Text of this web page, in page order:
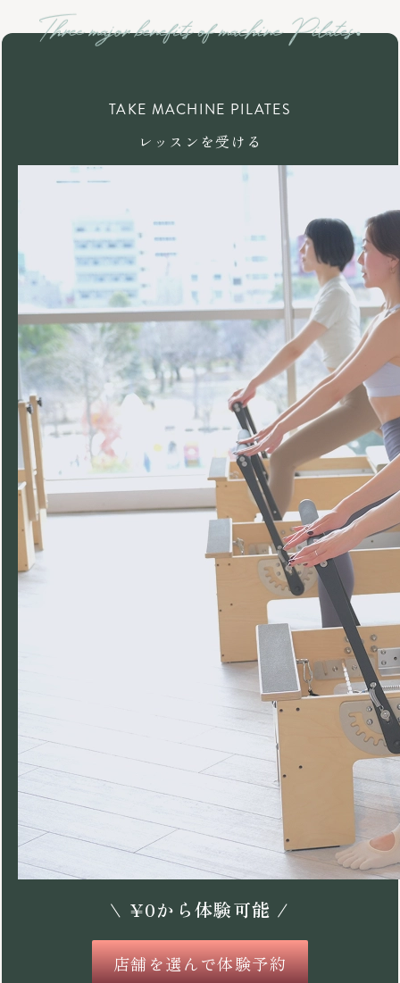
TAKE MACHINE PILATES
レッスンを受ける
\ ¥0から体験可能 /
店舗を選んで体験予約